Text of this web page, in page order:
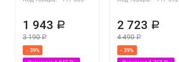
1 943 Р
3 190Р
- 39%
2 723 Р
4 490Р
- 39%